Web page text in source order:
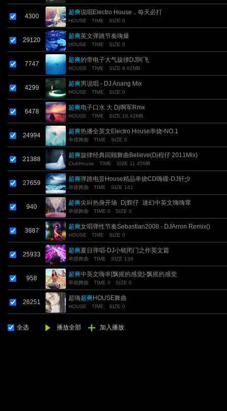
4300
超爽说唱Electro House，每天必打
HOUSE TIME SIZE 0
29120
超爽英文弹跳节奏嗨爆
HOUSE TIME SIZE 0
7747
超爽的带电子大气旋律DJ阿飞
HOUSE TIME SIZE 9.02MB
4299
超爽男说唱 - DJ Anang Mix
HOUSE TIME SIZE 0
6478
超爽电子口水 大 Dj啊军Rmx
HOUSE TIME SIZE 10.42MB
24994
超爽热播全英文Electro House串烧-NO.1
串烧舞曲 TIME SIZE 0
21388
超爽旋律经典回顾舞曲Believe(Dj程仔 2011Mix)
ClubHouse TIME SIZE 11.45MB
27659
超爽弹跳电音House精品串烧CD嗨碟-DJ轩少
串烧舞曲 TIME SIZE 141
940
超爽尖叫热身开场_Dj辉仔_迷幻中英文嗨嗨窜
串烧舞曲 TIME 0 SIZE 0
3887
超爽女唱弹性节奏Sebastian2008 - DJArron Remix()
HOUSE TIME SIZE 0
25933
超爽夏日弹唱-DJ小铭闭门之作英文篇
串烧舞曲 TIME SIZE 139
958
超爽中英文嗨串[飘摇的感觉]-飘摇的感觉
串烧舞曲 TIME 0 SIZE 0
26251
超嗨超爽HOUSE舞曲
HOUSE TIME SIZE 0
全选 播放全部 加入播放